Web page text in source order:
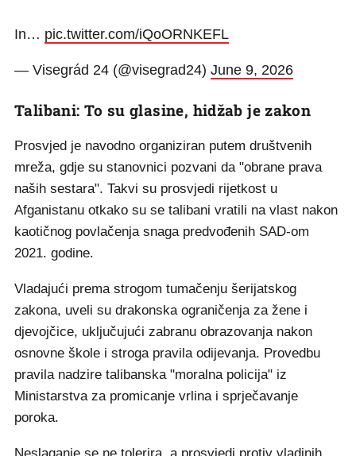
In… pic.twitter.com/iQoORNKEFL
— Visegrád 24 (@visegrad24) June 9, 2026
Talibani: To su glasine, hidžab je zakon
Prosvjed je navodno organiziran putem društvenih
mreža, gdje su stanovnici pozvani da "obrane prava
naših sestara". Takvi su prosvjedi rijetkost u
Afganistanu otkako su se talibani vratili na vlast nakon
kaotičnog povlačenja snaga predvođenih SAD-om
2021. godine.
Vladajući prema strogom tumačenju šerijatskog
zakona, uveli su drakonska ograničenja za žene i
djevojčice, uključujući zabranu obrazovanja nakon
osnovne škole i stroga pravila odijevanja. Provedbu
pravila nadzire talibanska "moralna policija" iz
Ministarstva za promicanje vrlina i sprječavanje
poroka.